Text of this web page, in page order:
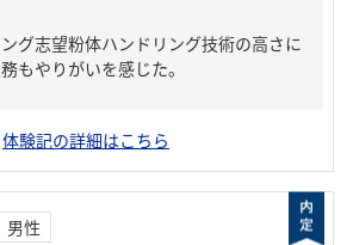
グ志望粉体ハンドリング技術の高さに
もやりがいを感じた。
体験記の詳細はこちら
男性